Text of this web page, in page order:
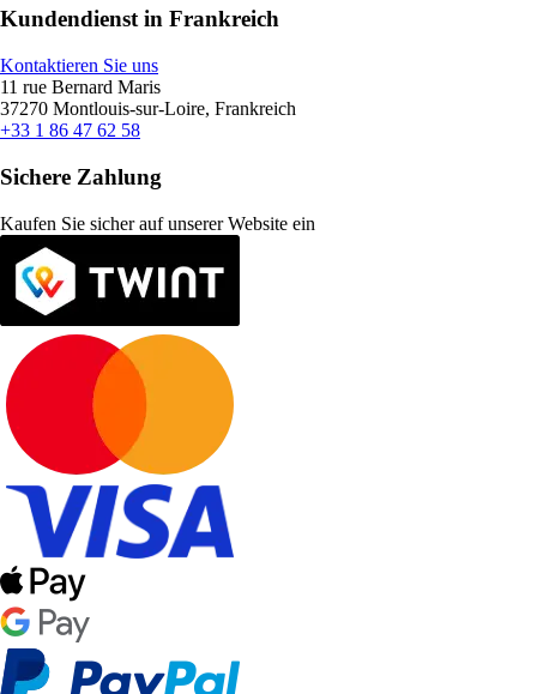
Kundendienst in Frankreich
Kontaktieren Sie uns
11 rue Bernard Maris
37270 Montlouis-sur-Loire, Frankreich
+33 1 86 47 62 58
Sichere Zahlung
Kaufen Sie sicher auf unserer Website ein